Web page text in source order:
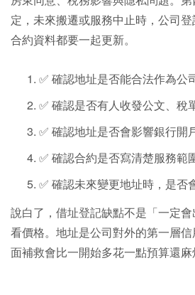
定，未來搬遷或服務中止時，公司
合約資料都要一起更新。
✅ 確認地址是否能合法作為公
✅ 確認是否有人收發公文、稅
✅ 確認地址是否會影響銀行開
✅ 確認合約是否寫清楚服務範
✅ 確認未來變更地址時，是否
說白了，借址登記缺點不是「一定
看價格。地址是公司對外的第一層
面補救會比一開始多花一點預算還麻